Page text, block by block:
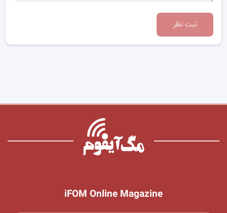
ثبت نظر
iFOM Online Magazine